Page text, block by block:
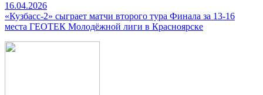
16.04.2026
«Кузбасс-2» сыграет матчи второго тура Финала за 13-16
места ГЕОТЕК Молодёжной лиги в Красноярске